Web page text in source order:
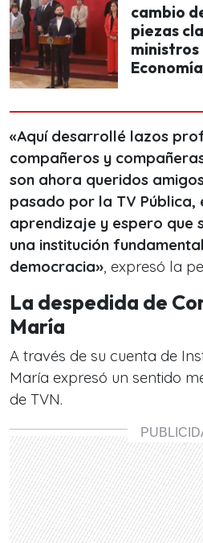
cambio
piezas
ministros
«Aquí desarrollé lazos
compañeros y
son ahora queridos
pasado por la TV Pública,
aprendizaje y espero que
una institución
democracia», expresó la
La despedida de
María
A través de su cuenta de
María expresó un sentido
de TVN.